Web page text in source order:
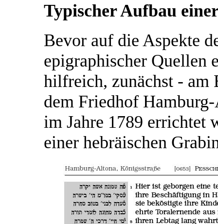
Typischer Aufbau
Bevor auf die Aspekte
epigraphischer Quellen
hilfreich, zunächst - am
dem Friedhof
im Jahre 1789 errichtet
einer hebräischen